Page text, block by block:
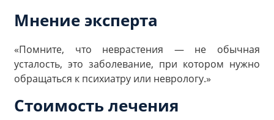
Мнение эксперта
«Помните, что неврастения — не обычная
усталость, это заболевание, при котором нужно
обращаться к психиатру или неврологу.»
Стоимость лечения